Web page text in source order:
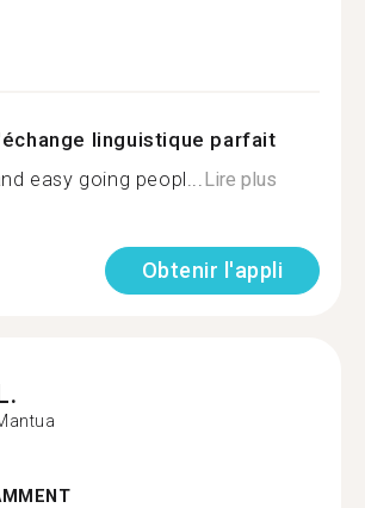
linguistique parfait
easy going peopl...Lire plus
Obtenir l'appli